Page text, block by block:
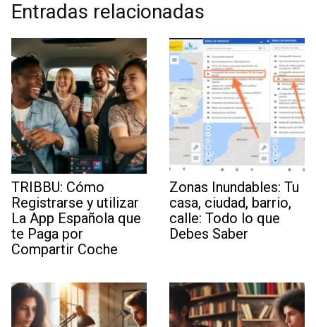
Entradas relacionadas
TRIBBU: Cómo
Registrarse y utilizar
La App Española que
te Paga por
Compartir Coche
Zonas Inundables: Tu
casa, ciudad, barrio,
calle: Todo lo que
Debes Saber